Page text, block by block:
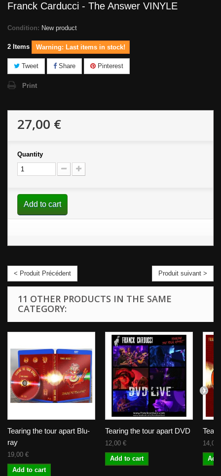
Franck Carducci - The Answer VINYLE
Condition: New product
2 Items Warning: Last items in stock!
Tweet Share Pinterest
Print
27,00 €
Quantity
Add to cart
< Produit Précédent Produit suivant >
11 OTHER PRODUCTS IN THE SAME
CATEGORY:
Tearing the tour apart Blu-
ray
19,00 €
Add to cart
Tearing the tour apart DVD
12,00 €
Add to cart
14,00